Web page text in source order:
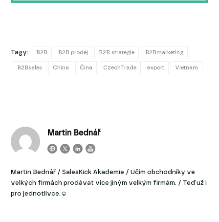
Tagy: B2B B2B prodej B2B strategie B2Bmarketing
B2Bsales China Čína CzechTrade export Vietnam
Martin Bednář
Martin Bednář / SalesKick Akademie / Učím obchodníky ve
velkých firmách prodávat více jiným velkým firmám. / Teď už i
pro jednotlivce.☺